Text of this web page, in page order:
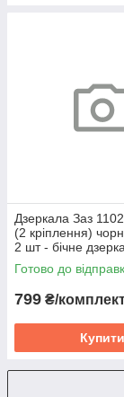
Дзеркала Заз
(2 кріплення)
2 шт - бічне
Slavuta
Готово до
799 ₴/
Купити